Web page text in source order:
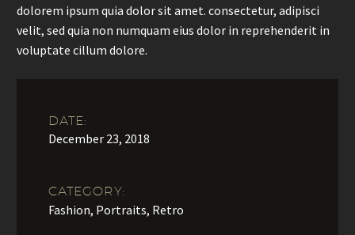
dolorem ipsum quia dolor sit amet. consectetur, adipisci
velit, sed quia non numquam eius dolor in reprehenderit in
voluptate cillum dolore.
DATE:
December 23, 2018
CATEGORY:
Fashion, Portraits, Retro